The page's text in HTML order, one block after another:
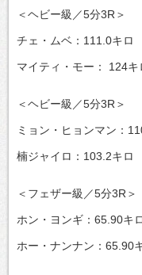
＜ヘビー級／5分3R＞
チェ・ムベ：111.0キロ
マイティ・モー： 124キ
＜ヘビー級／5分3R＞
ミョン・ヒョンマン：
楠ジャイロ：103.2キロ
＜フェザー級／5分3R＞
ホン・ヨンギ：65.90キ
ホー・ナンナン：65.90